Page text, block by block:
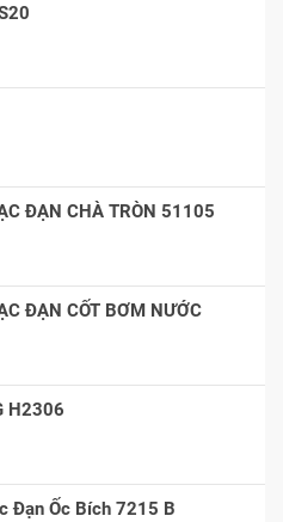
ĐẠN CHÀ TRÒN 51105
ĐẠN CỐT BƠM NƯỚC
H2306
Đạn Ốc Bích 7215 B